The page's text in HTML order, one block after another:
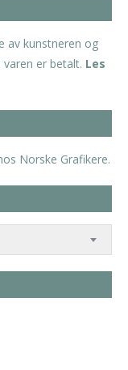
av kunstneren og
er betalt. Les
Norske Grafikere.